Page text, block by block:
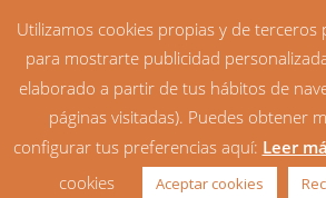
Utilizamos cookies propias y de terceros
para mostrarte publicidad
elaborado a partir de tus hábitos de
páginas visitadas). Puedes obtener
configurar tus preferencias aquí: Leer
cookies
Aceptar cookies